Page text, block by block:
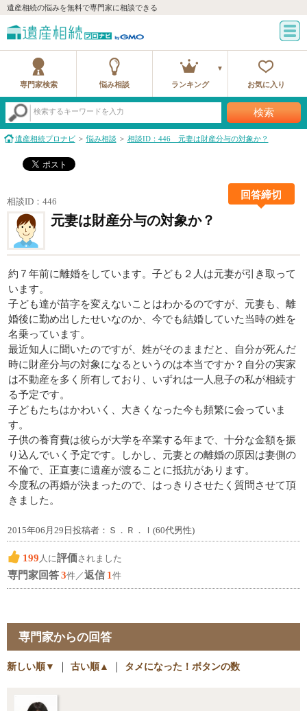
遺産相続の悩みを無料で専門家に相談できる
専門家検索 悩み相談 ランキング お気に入り
検索するキーワードを入力 検索
遺産相続プロナビ 悩み相談 相談ID：446 元妻は財産分与の対象か？
相談ID：446
回答締切
元妻は財産分与の対象か？
約７年前に離婚をしています。子ども２人は元妻が引き取って
います。
子ども達が苗字を変えないことはわかるのですが、元妻も、離
婚後に勤め出したせいなのか、今でも結婚していた当時の姓を
名乗っています。
最近知人に聞いたのですが、姓がそのままだと、自分が死んだ
時に財産分与の対象になるというのは本当ですか？自分の実家
は不動産を多く所有しており、いずれは一人息子の私が相続す
る予定です。
子どもたちはかわいく、大きくなった今も頻繁に会っていま
す。
子供の養育費は彼らが大学を卒業する年まで、十分な金額を振
り込んでいく予定です。しかし、元妻との離婚の原因は妻側の
不倫で、正直妻に遺産が渡ることに抵抗があります。
今度私の再婚が決まったので、はっきりさせたく質問させて頂
きました。
2015年06月29日投稿者：Ｓ．Ｒ．Ｉ(60代男性)
199 人に評価されました
専門家回答3件／返信 1件
専門家からの回答
新しい順▼ ｜ 古い順▲ ｜ タメになった！ボタンの数